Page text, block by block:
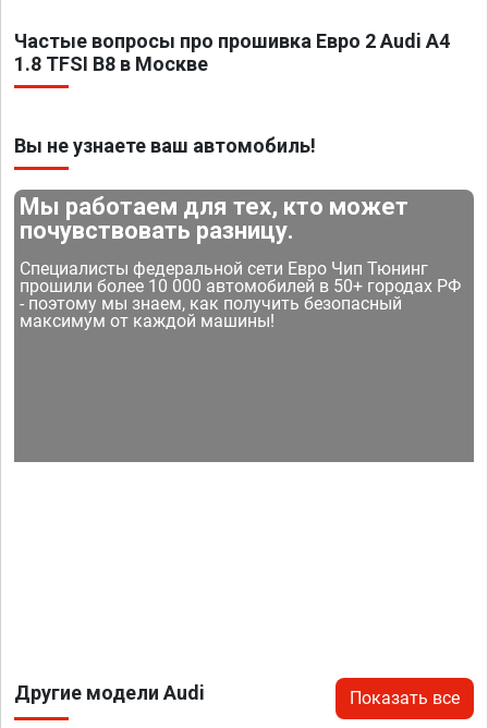
Частые вопросы про прошивка Евро 2 Audi A4
1.8 TFSI B8 в Москве
Вы не узнаете ваш автомобиль!
Мы работаем для тех, кто может
почувствовать разницу.
Специалисты федеральной сети Евро Чип Тюнинг
прошили более 10 000 автомобилей в 50+ городах РФ
- поэтому мы знаем, как получить безопасный
максимум от каждой машины!
Другие модели Audi Показать все